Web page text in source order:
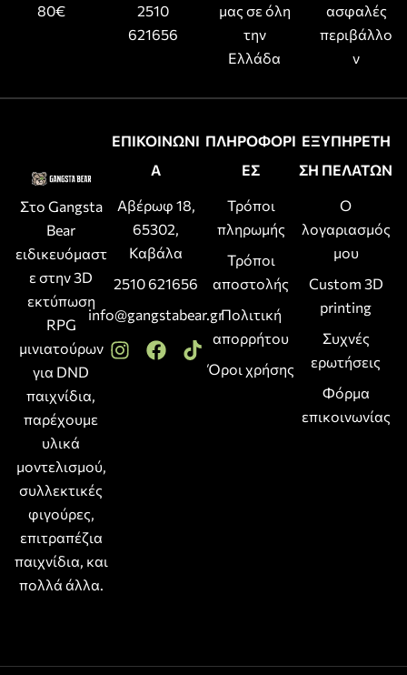
80€
2510
621656
μας σε όλη
την
Ελλάδα
ασφαλές
περιβάλλο
ν
Στο Gangsta
Bear
ειδικευόμαστ
ε στην 3D
εκτύπωση
RPG
μινιατούρων
για DND
παιχνίδια,
παρέχουμε
υλικά
μοντελισμού,
συλλεκτικές
φιγούρες,
επιτραπέζια
παιχνίδια, και
πολλά άλλα.
ΕΠΙΚΟΙΝΩΝΙ
Α
Αβέρωφ 18,
65302,
Καβάλα
2510 621656
info@gangstabear.gr
ΠΛΗΡΟΦΟΡΙ
ΕΣ
Τρόποι
πληρωμής
Τρόποι
αποστολής
Πολιτική
απορρήτου
Όροι χρήσης
ΕΞΥΠΗΡΕΤΗ
ΣΗ ΠΕΛΑΤΩΝ
Ο
λογαριασμός
μου
Custom 3D
printing
Συχνές
ερωτήσεις
Φόρμα
επικοινωνίας